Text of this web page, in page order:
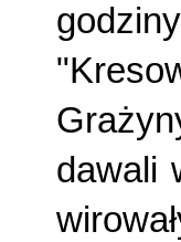
dawali